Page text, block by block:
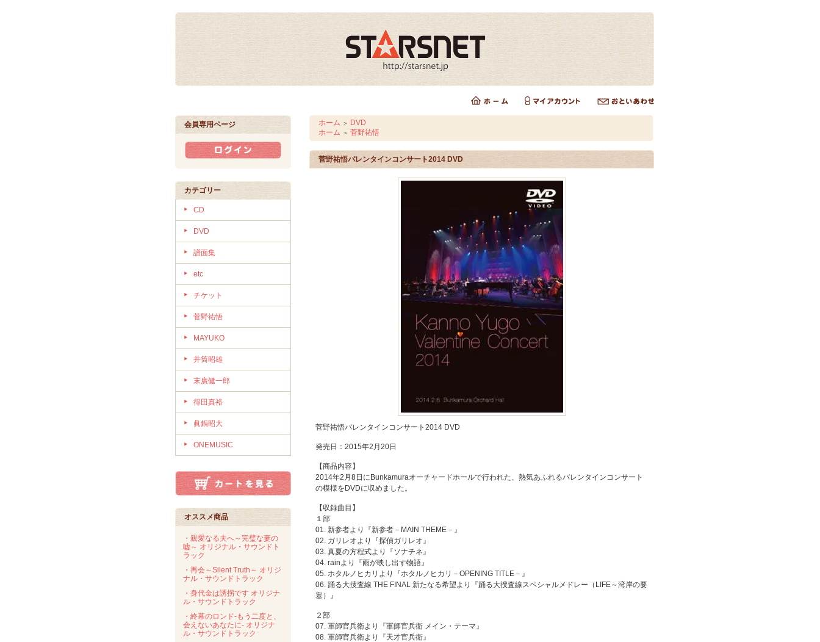
会員専用ページ
カテゴリー
CD
DVD
譜面集
etc
チケット
菅野祐悟
MAYUKO
井筒昭雄
末廣健一郎
得田真裕
眞鍋昭大
ONEMUSIC
オススメ商品
・親愛なる夫へ～完璧な妻の
嘘～ オリジナル・サウンドト
ラック
・再会～Silent Truth～ オリジ
ナル・サウンドトラック
・身代金は誘拐です オリジナ
ル・サウンドトラック
・終幕のロンド-もう二度と、
会えないあなたに- オリジナ
ル・サウンドトラック
ホーム ＞
DVD
ホーム ＞ 菅野祐悟
菅野祐悟バレンタインコンサート2014 DVD
菅野祐悟バレンタインコンサート2014 DVD
発売日：2015年2月20日
【商品内容】
2014年2月8日にBunkamuraオーチャードホールで行われた、熱気あふれるバレンタインコンサート
の模様をDVDに収めました。
【収録曲目】
１部
01. 新参者より『新参者－MAIN THEME－』
02. ガリレオより『探偵ガリレオ』
03. 真夏の方程式より『ソナチネ』
04. rainより『雨が映し出す物語』
05. ホタルノヒカリより『ホタルノヒカリ－OPENING TITLE－』
06. 踊る大捜査線 THE FINAL 新たなる希望より『踊る大捜査線スペシャルメドレー（LIFE～湾岸の要
塞）』
２部
07. 軍師官兵衛より『軍師官兵衛 メイン・テーマ』
08. 軍師官兵衛より『天才官兵衛』